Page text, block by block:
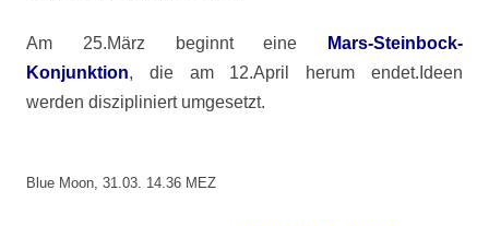
Am 25.März beginnt eine
Mars-Steinbock-
Konjunktion, die am 12.April herum endet.Ideen
werden diszipliniert umgesetzt.
Blue Moon, 31.03. 14.36 MEZ